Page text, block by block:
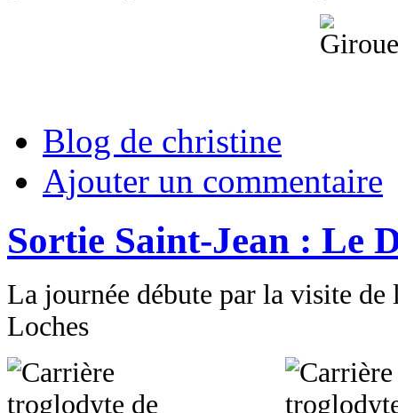
Blog de christine
Ajouter un commentaire
Sortie Saint-Jean : Le
La journée débute par la visite
Loches